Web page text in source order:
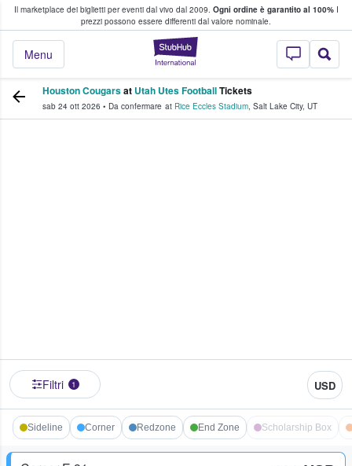
Il marketplace dei biglietti per eventi dal vivo dal 2009. Ogni ordine è garantito al 100%I
prezzi possono essere differenti dal valore nominale.
StubHub - Dove
Menu
fan comprano e vendono biglietti
Houston Cougarsat Utah Utes FootballTickets
sab 24 ott 2026 • Da confermare at Rice Eccles Stadium, Salt Lake City, UT
Filtri 1 USD
Sideline Corner Redzone End Zone Scholarship Box